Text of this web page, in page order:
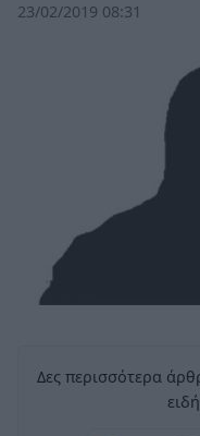
23/02/2019 08:31
Δες περισσότερα